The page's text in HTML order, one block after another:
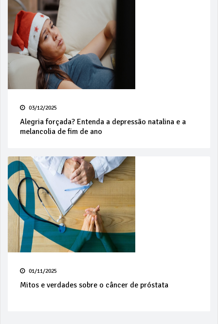
03/12/2025
Alegria forçada? Entenda a depressão natalina e a
melancolia de fim de ano
01/11/2025
Mitos e verdades sobre o câncer de próstata